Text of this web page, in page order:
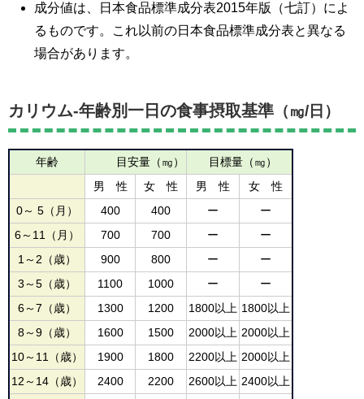
成分値は、日本食品標準成分表2015年版（七訂）によ
るものです。これ以前の日本食品標準成分表と異なる
場合があります。
カリウム-年齢別一日の食事摂取基準 （㎎/日）
年齢 目安量（㎎）
目標量（㎎）
男 性
女 性 男 性
女 性
0～ 5（月）
400 400 ー
ー
6～11（月）
700 700 ー
ー
1～2（歳）
900 800 ー
ー
3～5（歳）
1100 1000 ー
ー
6～7（歳）
1300 1200 1800以上 1800以上
8～9（歳）
1600 1500 2000以上 2000以上
10～11（歳）
1900 1800 2200以上 2000以上
12～14（歳）
2400 2200 2600以上 2400以上